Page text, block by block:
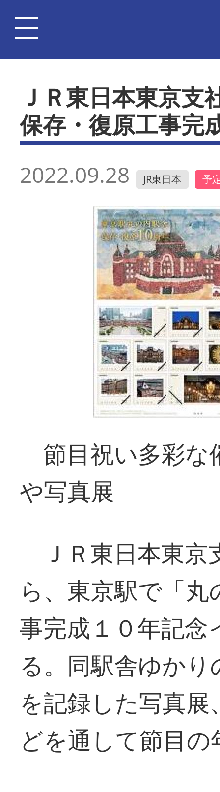
ＪＲ東日本東京
保存・復原工事完
2022.09.28 JR東日本 予
節目祝い多彩
や写真展
ＪＲ東日本東京
ら、東京駅で「
事完成１０年記
る。同駅舎ゆか
を記録した写真
どを通して節目